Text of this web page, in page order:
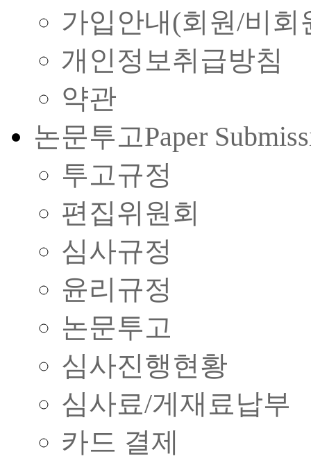
가입안내(회원/비회
개인정보취급방침
약관
논문투고Paper
투고규정
편집위원회
심사규정
윤리규정
논문투고
심사진행현황
심사료/게재료납부
카드 결제